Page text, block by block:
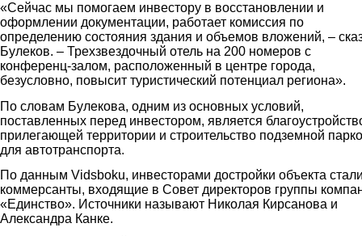
«Сейчас мы помогаем инвестору в восстановлении и
оформлении документации, работает комиссия по
определению состояния здания и объемов вложений, –
Булеков. – Трехзвездочный отель на 200 номеров с
конференц-залом, расположенный в центре города,
безусловно, повысит туристический потенциал региона».
По словам Булекова, одним из основных условий,
поставленных перед инвестором, является
прилегающей территории и строительство подземной
для автотранспорта.
По данным Vidsboku, инвесторами достройки объекта
коммерсанты, входящие в Совет директоров группы
«Единство». Источники называют Николая Кирсанова и
Александра Канке.